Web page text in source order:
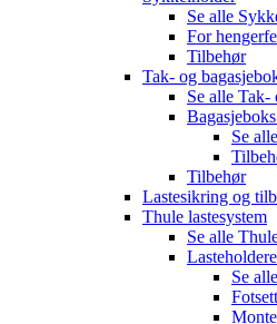
Se alle
For
Tilbehør
Tak- og
Se alle Tak-
Se alle
Tilbehør
Lastesikring og
Thule lastesystem
Se alle
Lasteholdere
Se alle
Fotsett